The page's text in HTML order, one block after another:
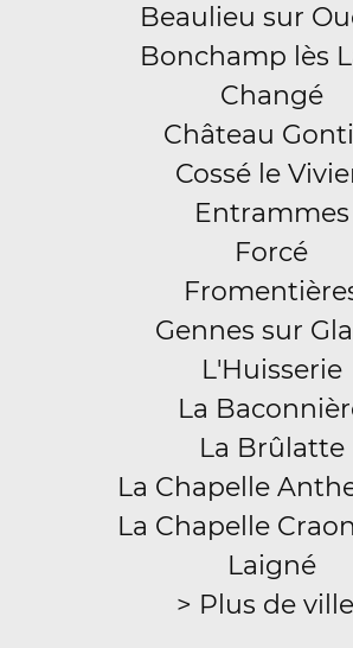
Beaulieu sur
Bonchamp lès
Changé
Château
Cossé le
Entrammes
Forcé
Gennes sur
L'Huisserie
La
La Brûlatte
La Chapelle
La Chapelle
Laigné
> Plus de